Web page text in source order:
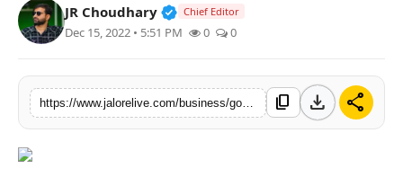
विशेष JR Choudhary Verified Public Figure • 30 Mar,
Chief Editor
Dec 15, 2022 • 5:51 PM 0 0
content_copy download share